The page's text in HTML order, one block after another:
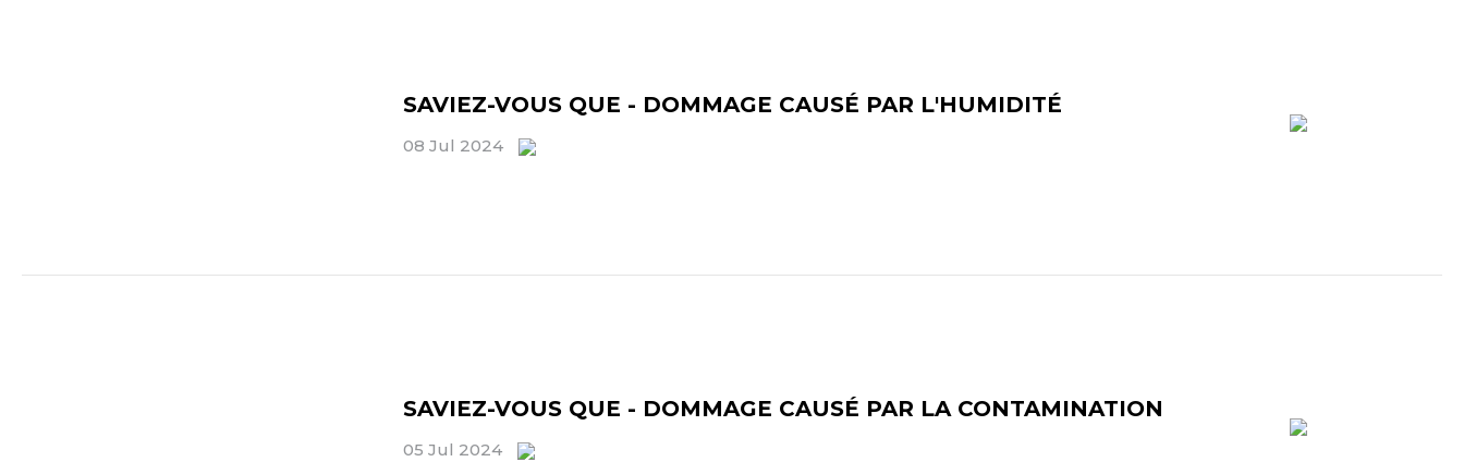
SAVIEZ-VOUS QUE - DOMMAGE CAUSÉ PAR L'HUMIDITÉ
08 Jul 2024
SAVIEZ-VOUS QUE - DOMMAGE CAUSÉ PAR LA CONTAMINATION
05 Jul 2024